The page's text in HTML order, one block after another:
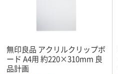
無印良品 アクリルクリップボ
ード A4用 約220×310mm 良
品計画